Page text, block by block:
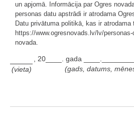
un apjomā. Informācija par Ogres
personas datu apstrādi ir atrodama
Datu privātuma politikā, kas ir atrodama
https://www.ogresnovads.lv/lv/
novada.
, 20____. gada
(vieta)
(gads, datums,